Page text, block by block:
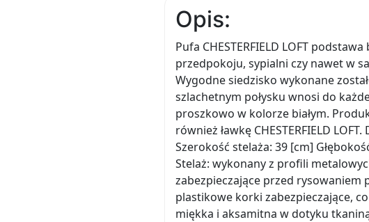
Opis:
Pufa CHESTERFIELD LOFT
przedpokoju, sypialni czy nawet w
Wygodne siedzisko wykonane
szlachetnym połysku wnosi do
proszkowo w kolorze białym.
również ławkę CHESTERFIELD
Szerokość stelaża: 39 [cm]
Stelaż: wykonany z profili
zabezpieczające przed rysowaniem
plastikowe korki zabezpieczające,
miękka i aksamitna w dotyku